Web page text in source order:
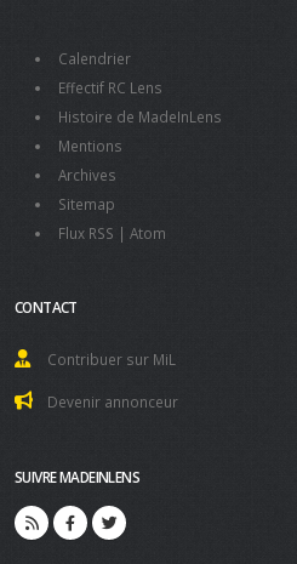
Calendrier
Effectif RC Lens
Histoire de MadeInLens
Mentions
Archives
Sitemap
Flux RSS | Atom
CONTACT
Contribuer sur MiL
Devenir annonceur
SUIVRE MADEINLENS